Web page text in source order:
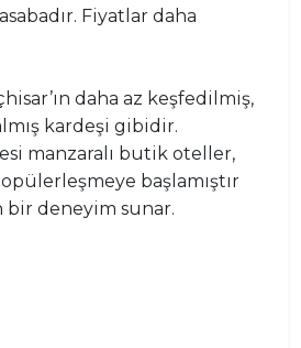
Fiyatlar daha
daha az keşfedilmiş,
kardeşi gibidir.
manzaralı butik oteller,
başlamıştır
bir deneyim sunar.